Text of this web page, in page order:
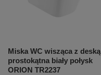
Miska WC wisząca z deską
prostokątna biały połysk
ORION TR2237